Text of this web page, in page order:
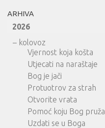
ARHIVA
2026
– kolovoz
Vjernost koja košta
Utjecati na naraštaje
Bog je jači
Protuotrov za strah
Otvorite vrata
Pomoć koju Bog pruža
Uzdati se u Boga